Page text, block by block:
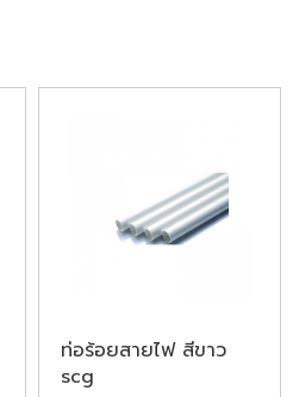
ท่อร้อยสายไฟ สีขาว
scg